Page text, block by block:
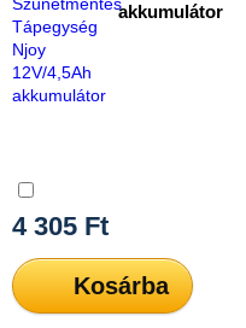
akkumulátor
4 305 Ft
Kosárba